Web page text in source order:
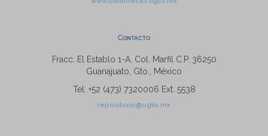
Contacto
Fracc. El Establo 1-A, Col. Marfil C.P. 36250
Guanajuato, Gto., México
Tel: +52 (473) 7320006 Ext. 5538
repositorio@ugto.mx